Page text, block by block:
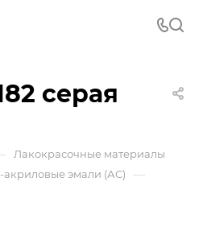
серая
Лакокрасочные материалы
акриловые эмали (АС) —